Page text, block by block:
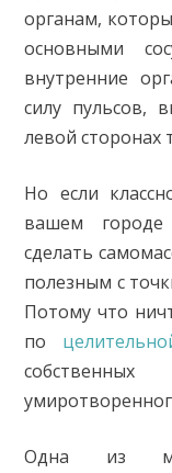
органам,
основными
внутренние
силу пульсов,
левой сторонах
Но если
вашем
сделать
полезным с
Потому что
по
Одна из